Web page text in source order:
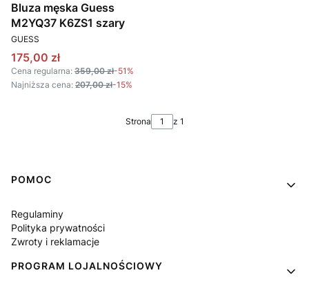
Bluza męska Guess
M2YQ37 K6ZS1 szary
PRODUCENT
GUESS
Cena promocyjna
175,00 zł
Cena regularna: 359,00 zł-51%
Najniższa cena: 207,00 zł-15%
Strona z 1
Linki w stopce
POMOC
Regulaminy
Polityka prywatności
Zwroty i reklamacje
PROGRAM LOJALNOŚCIOWY